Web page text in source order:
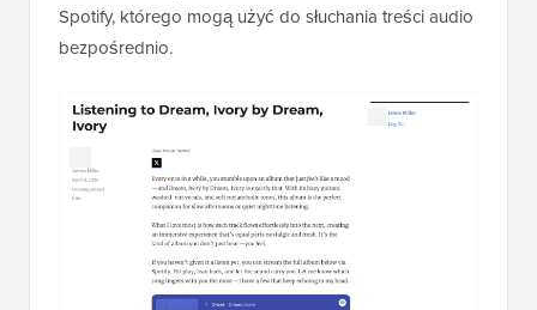
Spotify, którego mogą użyć do słuchania treści audio
bezpośrednio.